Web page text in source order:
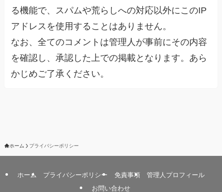
る機能で、スパムや荒らしへの対応以外にこのIP
アドレスを使用することはありません。
なお、全てのコメントは管理人が事前にその内容
を確認し、承認した上での掲載となります。あら
かじめご了承ください。
ホーム プライバシーポリシー
ホーム プライバシーポリシー 免責事項
管理人プロフィール
お問い合わせ